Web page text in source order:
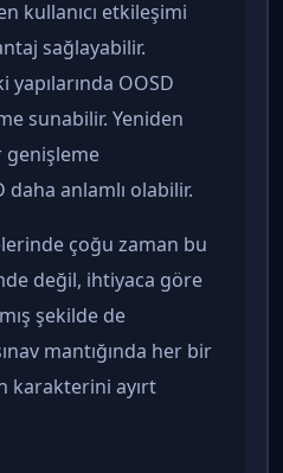
kullanıcı etkileşimi
sağlayabilir.
yapılarında OOSD
sunabilir. Yeniden
genişleme
daha anlamlı olabilir.
çoğu zaman bu
değil, ihtiyaca göre
şekilde de
mantığında her bir
karakterini ayırt